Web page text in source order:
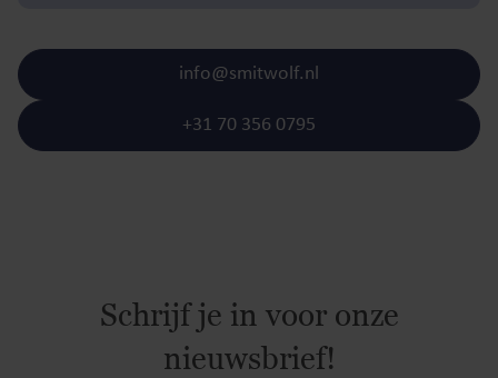
+31 70 356 0795
info@smitwolf.nl
Schrijf je in voor onze
nieuwsbrief!